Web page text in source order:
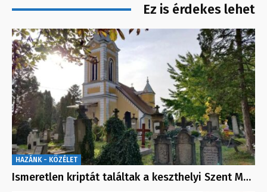
Ez is érdekes lehet
HAZÁNK - KÖZÉLET
Ismeretlen kriptát találtak a keszthelyi Szent M…